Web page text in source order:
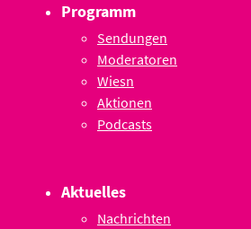
Programm
Sendungen
Moderatoren
Wiesn
Aktionen
Podcasts
Aktuelles
Nachrichten